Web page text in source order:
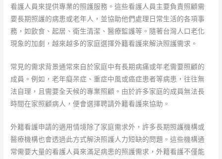
看護人員來提供專業的照護服務。這些看護人員主要負責照顧需
要長期照護的病患或老年人，並協助他們處理日常生活的各項事
務，如飲食、起居、衛生清潔、醫療監護等。隨著台灣人口老化
現象的加劇，越來越多的家庭選擇外籍看護來解決照護需求。
常見的需求背景通常來自於家庭中有長期病痛或年老需要照顧的
成員。例如，老年癡呆症、重症中風或癌症患者等病患，往往無
法自理，且需要全天候的專業照顧。由於許多家庭的成員無法長
時間在家照顧病人，便會選擇聘請外籍看護來協助。
外籍看護申請的適用情境除了家庭需求外，許多長期照護機構或
醫療機構也會透過此方式解決照護人力短缺的問題。這些機構通
常需要大量的看護人員來滿足病患的照護需求，外籍看護不僅能